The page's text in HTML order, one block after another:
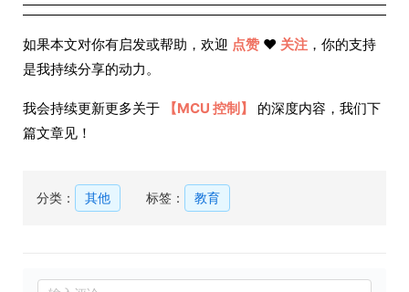
如果本文对你有启发或帮助，欢迎 点赞 ❤️ 关注 ，你的支持
是我持续分享的动力。
我会持续更新更多关于 【MCU 控制】
的深度内容，我们下
篇文章见！
分类： 其他 标签： 教育